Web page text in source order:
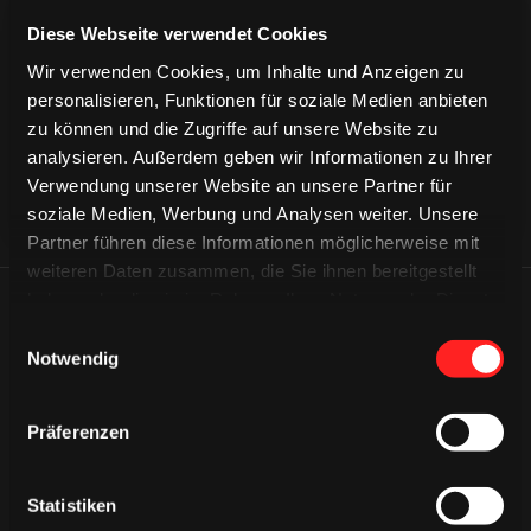
Diese Webseite verwendet Cookies
Wir verwenden Cookies, um Inhalte und Anzeigen zu
personalisieren, Funktionen für soziale Medien anbieten
zu können und die Zugriffe auf unsere Website zu
analysieren. Außerdem geben wir Informationen zu Ihrer
Verwendung unserer Website an unsere Partner für
soziale Medien, Werbung und Analysen weiter. Unsere
Partner führen diese Informationen möglicherweise mit
weiteren Daten zusammen, die Sie ihnen bereitgestellt
Notwendig
Präferenzen
Statistiken
CAPS & CO
CAPS & CO
CAPS & CO